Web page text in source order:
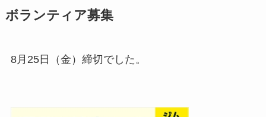
ボランティア募集
8月25日（金）締切でした。